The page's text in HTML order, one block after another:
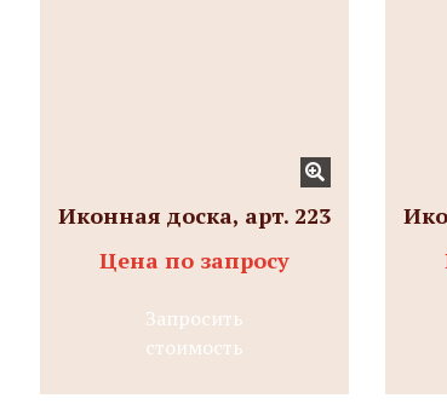
Иконная доска, арт. 223
Цена по запросу
Запросить
стоимость